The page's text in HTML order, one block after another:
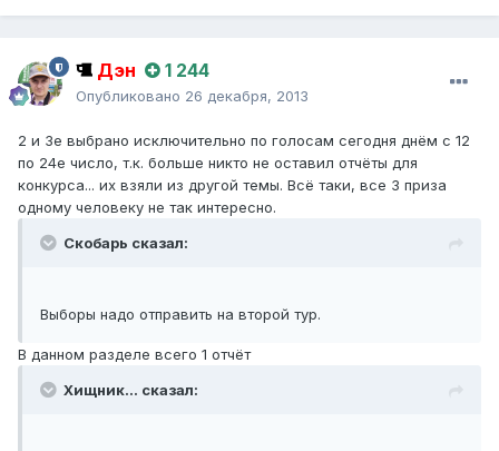
Дэн 1 244
Опубликовано 26 декабря, 2013
2 и 3е выбрано исключительно по голосам сегодня днём с 12
по 24е число, т.к. больше никто не оставил отчёты для
конкурса... их взяли из другой темы. Всё таки, все 3 приза
одному человеку не так интересно.
Скобарь сказал:
Выборы надо отправить на второй тур.
В данном разделе всего 1 отчёт
Хищник... сказал: